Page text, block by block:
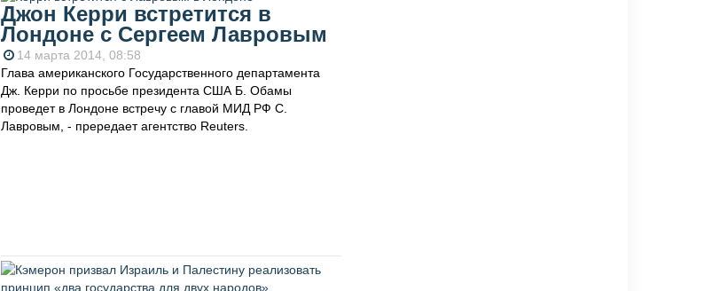
Джон Керри встретится в
Лондоне с Сергеем Лавровым
14 марта 2014, 08:58
Глава американского Государственного департамента
Дж. Керри по просьбе президента США Б. Обамы
проведет в Лондоне встречу с главой МИД РФ С.
Лавровым, - прередает агентство Reuters.